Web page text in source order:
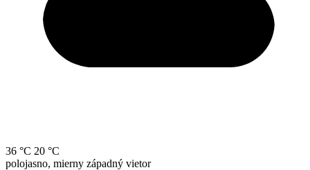
36 °C 20 °C
polojasno, mierny západný vietor